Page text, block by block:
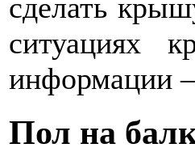
сделать
ситуациях
информации
Пол на